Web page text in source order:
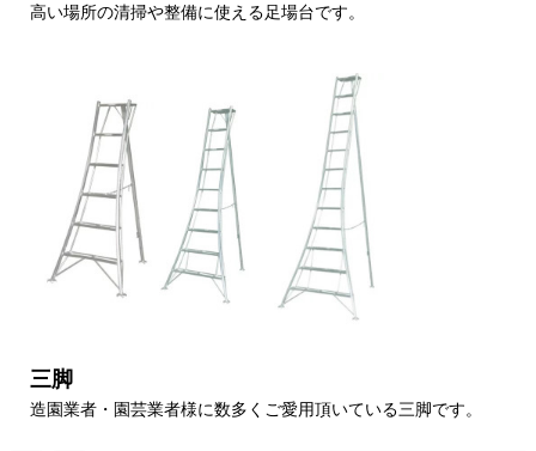
高い場所の清掃や整備に使える足場台です。
三脚
造園業者・園芸業者様に数多くご愛用頂いている三脚です。